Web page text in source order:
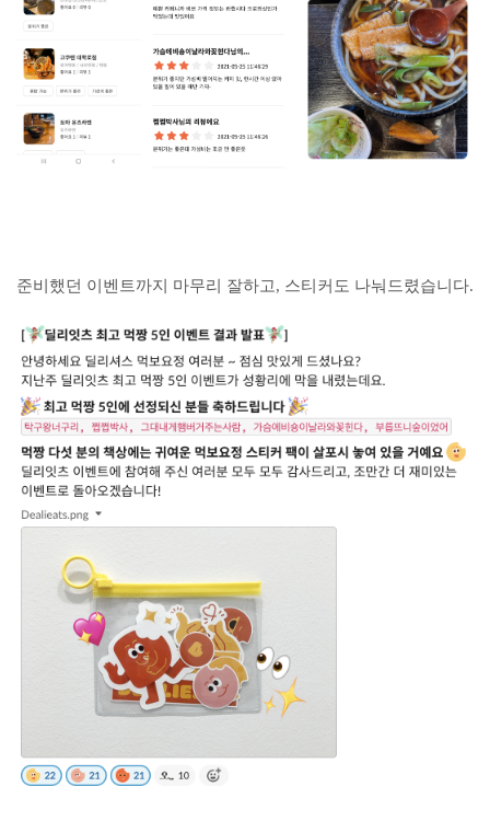
준비했던 이벤트까지 마무리 잘하고, 스티커도 나눠드렸습니다.